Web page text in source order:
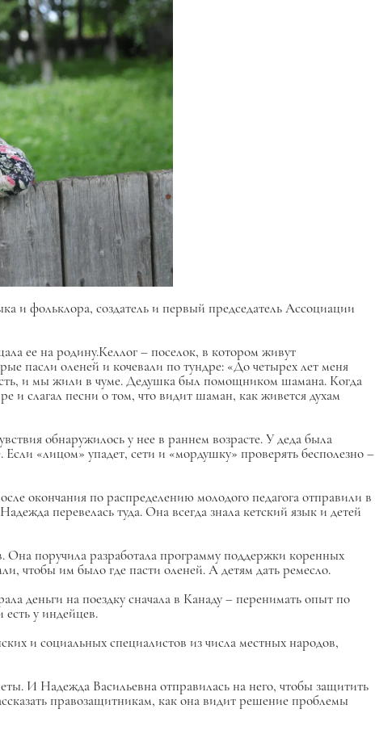
и фольклора, создатель и первый председатель Ассоциации
ее на родину.Келлог – поселок, в котором живут
пасли оленей и кочевали по тундре: «До четырех лет меня
и мы жили в чуме. Дедушка был помощником шамана. Когда
и слагал песни о том, что видит шаман, как живется духам
обнаружилось у нее в раннем возрасте. У деда была
«лицом» упадет, сети и «мордушку» проверять бесполезно –
окончания по распределению молодого педагога отправили в
перевелась туда. Она всегда знала кетский язык и детей
Она поручила разработала программу поддержки коренных
чтобы им было где пасти оленей. А детям дать ремесло.
деньги на поездку сначала в Канаду – перенимать опыт по
у индейцев.
и социальных специалистов из числа местных народов,
И Надежда Васильевна отправилась на него, чтобы защитить
правозащитникам, как она видит решение проблемы